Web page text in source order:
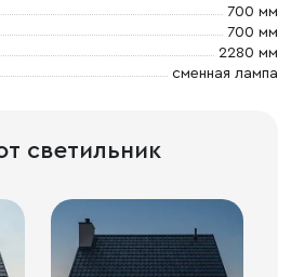
700 мм
700 мм
2280 мм
сменная лампа
светильник